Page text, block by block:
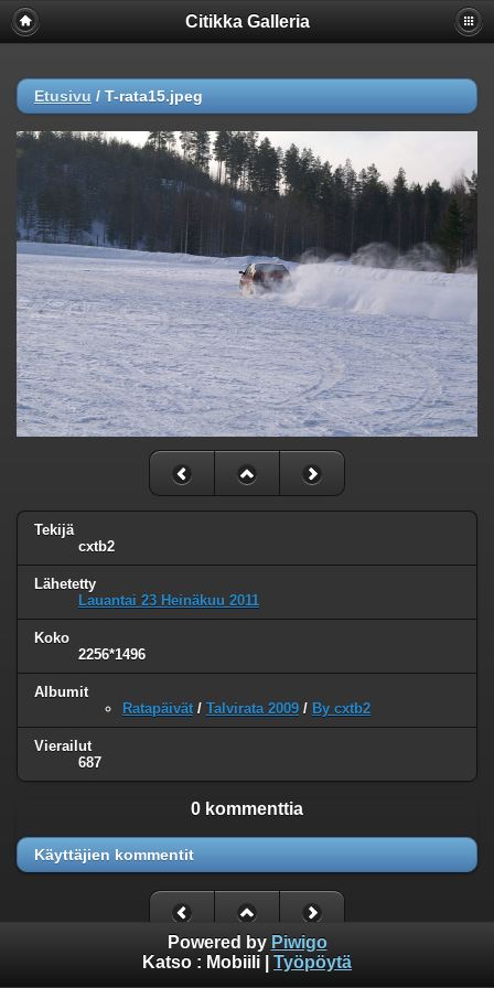
Citikka Galleria
Etusivu / T-rata15.jpeg
Tekijä
cxtb2
Lähetetty
Lauantai 23 Heinäkuu 2011
Koko
2256*1496
Albumit
Ratapäivät / Talvirata 2009 / By cxtb2
Vierailut
687
0 kommenttia
Käyttäjien kommentit
Powered by Piwigo
Katso : Mobiili Työpöytä